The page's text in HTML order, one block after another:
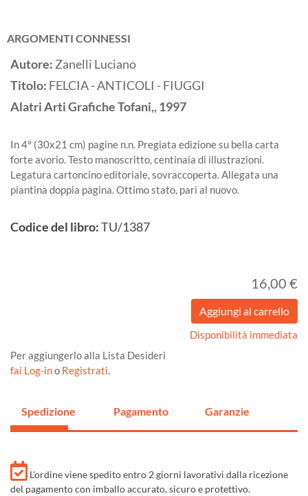
ARGOMENTI CONNESSI
Autore: Zanelli Luciano
Titolo: FELCIA - ANTICOLI - FIUGGI
AlatriArti Grafiche Tofani,,1997
In 4° (30x21 cm) pagine n.n. Pregiata edizione su bella carta
forte avorio. Testo manoscritto, centinaia di illustrazioni.
Legatura cartoncino editoriale, sovraccoperta. Allegata una
piantina doppia pagina. Ottimo stato, pari al nuovo.
Codice del libro:TU/1387
16,00 €
Disponibilità immediata
Per aggiungerlo alla Lista Desideri
fai Log-ino Registrati.
Spedizione Pagamento Garanzie
L'ordine viene spedito entro 2 giorni lavorativi dalla ricezione
del pagamento con imballo accurato, sicuro e protettivo.